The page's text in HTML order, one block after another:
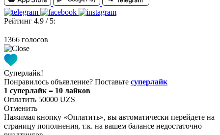
Рейтинг 4.9 / 5:
1366 голосов
Суперлайк!
Понравилось объявление? Поставьте суперлайк
1 суперлайк = 10 лайков
Оплатить 50000 UZS
Отменить
Нажимая кнопку «Оплатить», вы автоматически перейдете на
страницу пополнения, т.к. на вашем балансе недостаточно